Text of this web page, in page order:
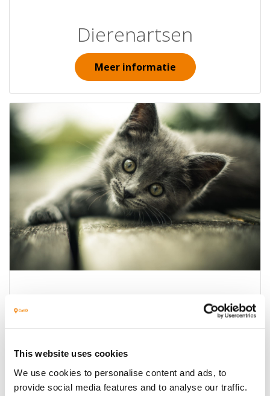
This website uses cookies
We use cookies to personalise content and ads, to
provide social media features and to analyse our traffic.
Dierenartsen
Meer informatie
Afbeelding
Afbeelding